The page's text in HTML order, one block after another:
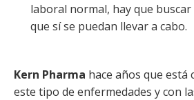
laboral normal, hay que buscar
que sí se puedan llevar a cabo.
Kern Pharma hace años que está
este tipo de enfermedades y con